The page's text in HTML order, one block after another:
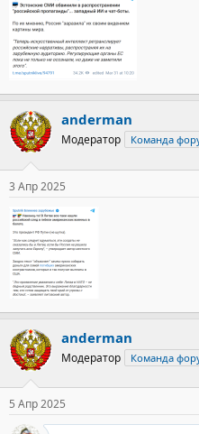
anderman
Модератор Команда
3 Апр 2025
anderman
Модератор Команда
5 Апр 2025